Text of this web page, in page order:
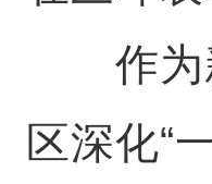
作为
区深化“